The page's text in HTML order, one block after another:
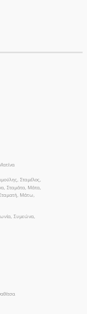
Σταμέλος,
Σταμάτα, Μάτα,
Μάτω,
Συμεώνα,